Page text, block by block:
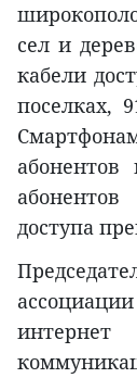
сел и
кабели
поселках,
доступа